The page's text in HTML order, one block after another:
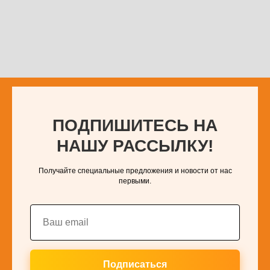
ПОДПИШИТЕСЬ НА
НАШУ РАССЫЛКУ!
Получайте специальные предложения и новости от нас
первыми.
Подписаться